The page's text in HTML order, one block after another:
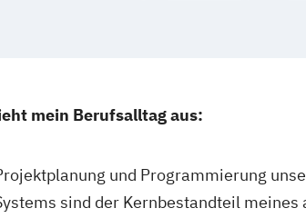
mein Berufsalltag aus:
und Programmierung
sind der Kernbestandteil meines